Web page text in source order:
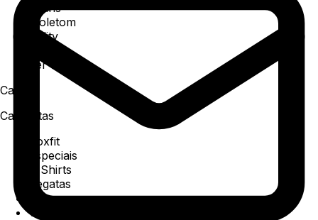
Jeans
Moletom
Utility
Ver todos
Camisa
Camisetas
Boxfit
Especiais
T-Shirts
Regatas
Polo
Ver todos